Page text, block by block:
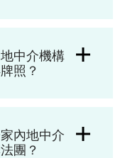
中介機構
照？
內地中介
團 ？